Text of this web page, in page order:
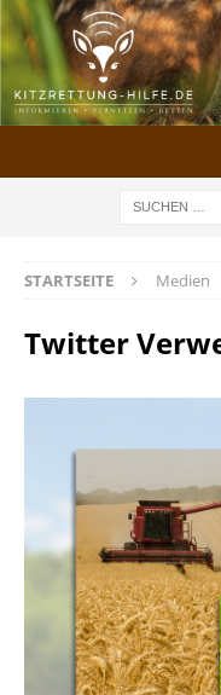
STARTSEITE Medien
Twitter